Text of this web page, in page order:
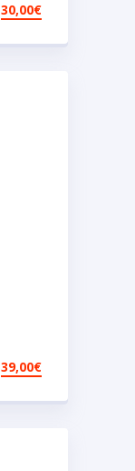
30,00€
39,00€